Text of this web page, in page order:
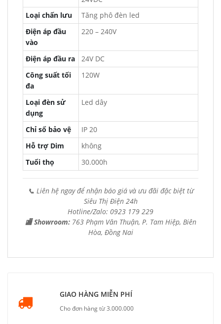
Loại chấn lưu
Tăng phô đèn led
Điện áp đầu
vào
220 – 240V
Điện áp đầu ra
24V DC
Công suất tối
đa
120W
Loại đèn sử
dụng
Led dây
Chỉ sổ bảo vệ
IP 20
Hỗ trợ Dim
không
Tuổi thọ
30.000h
📞 Liên hệ ngay để nhận báo giá và ưu đãi đặc biệt từ
Siêu Thị Điện 24h
Hotline/Zalo: 0923 179 229
🏬 Showroom: 763 Phạm Văn Thuận, P. Tam Hiệp, Biên
Hòa, Đồng Nai
GIAO HÀNG MIỄN PHÍ
Cho đơn hàng từ 3.000.000